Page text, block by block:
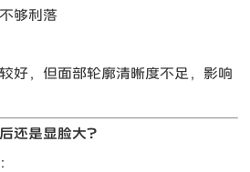
够利落
好，但面部轮廓清晰度不足，影响
还是显脸大？